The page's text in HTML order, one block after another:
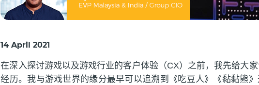
14 April 2021
在深入探讨游戏以及游戏行业的客户体验（CX）之前，我先给大
经历。我与游戏世界的缘分最早可以追溯到《吃豆人》《黏黏熊